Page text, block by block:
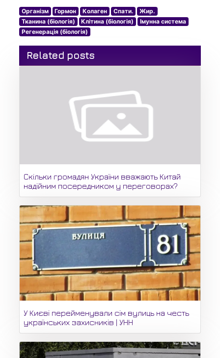
Організм Гормон Колаген Спати.
Жир.
Тканина (біологія)
Клітина (біологія)
Імунна система
Регенерація (біологія)
Related posts
Скільки громадян України вважають Китай
надійним посередником у переговорах?
У Києві перейменували сім вулиць на честь
українських захисників | УНН